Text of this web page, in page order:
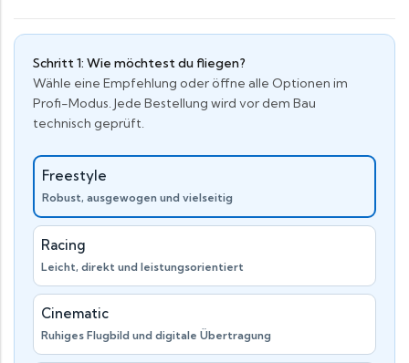
Schritt 1: Wie möchtest du fliegen?
Wähle eine Empfehlung oder öffne alle Optionen im
Profi-Modus. Jede Bestellung wird vor dem Bau
technisch geprüft.
Freestyle
Robust, ausgewogen und vielseitig
Racing
Leicht, direkt und leistungsorientiert
Cinematic
Ruhiges Flugbild und digitale Übertragung